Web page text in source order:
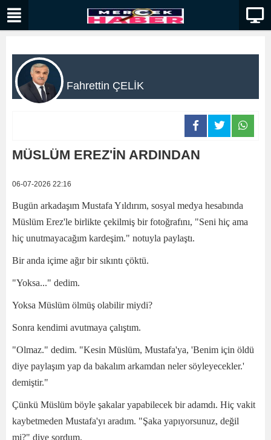
Fahrettin ÇELİK
MÜSLÜM EREZ'İN ARDINDAN
06-07-2026 22:16
Bugün arkadaşım Mustafa Yıldırım, sosyal medya hesabında
Müslüm Erez'le birlikte çekilmiş bir fotoğrafını, "Seni hiç ama
hiç unutmayacağım kardeşim." notuyla paylaştı.
Bir anda içime ağır bir sıkıntı çöktü.
"Yoksa..." dedim.
Yoksa Müslüm ölmüş olabilir miydi?
Sonra kendimi avutmaya çalıştım.
"Olmaz." dedim. "Kesin Müslüm, Mustafa'ya, 'Benim için öldü
diye paylaşım yap da bakalım arkamdan neler söyleyecekler.'
demiştir."
Çünkü Müslüm böyle şakalar yapabilecek bir adamdı. Hiç vakit
kaybetmeden Mustafa'yı aradım. "Şaka yapıyorsunuz, değil
mi?" diye sordum.